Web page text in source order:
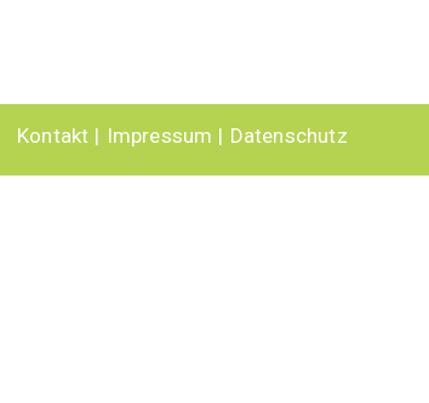
Kontakt Impressum Datenschutz